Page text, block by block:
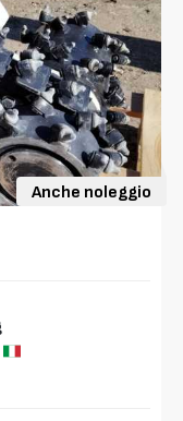
Anche noleggio